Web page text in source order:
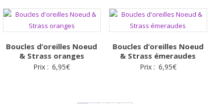
Boucles d’oreilles Noeud
& Strass oranges
Prix : 6,95€
Boucles d’oreilles Noeud
& Strass émeraudes
Prix : 6,95€